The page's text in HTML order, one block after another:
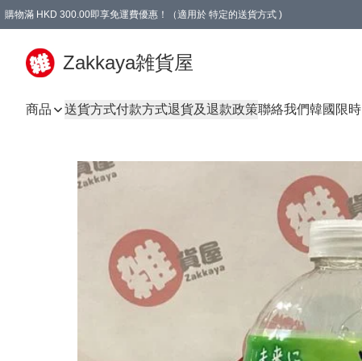
購物滿 HKD 300.00即享免運費優惠！（適用於 特定的送貨方式 )
Zakkaya雑貨屋
商品 送貨方式付款方式退貨及退款政策聯絡我們韓國限時